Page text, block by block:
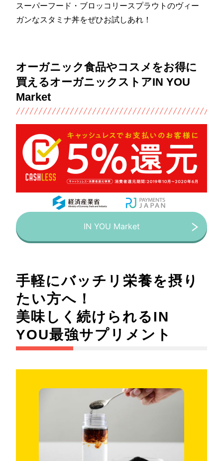
スーパーフード・ブロッコリースプラウトのヴィー
ガンなスタミナ丼をぜひお試しあれ！
オーガニック食品やコスメをお得に
買えるオーガニックストアIN YOU
Market
IN YOU Market
手軽にバッチリ栄養を摂り
たい方へ！
美味しく続けられるIN
YOU最強サプリメント